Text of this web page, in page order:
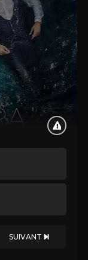
SUIVANT